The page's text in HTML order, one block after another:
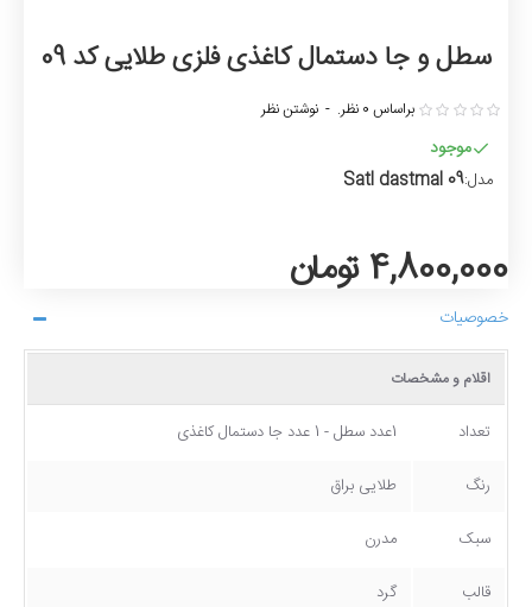
سطل و جا دستمال کاغذی فلزی طلایی کد 09
موجود
مدل:Satl dastmal 09
براساس 0 نظر. - نوشتن نظر
4,800,000 تومان
خصوصیات
اقلام و مشخصات
تعداد 1عدد سطل - 1 عدد جا دستمال کاغذی
رنگ طلایی براق
سبک مدرن
قالب گرد